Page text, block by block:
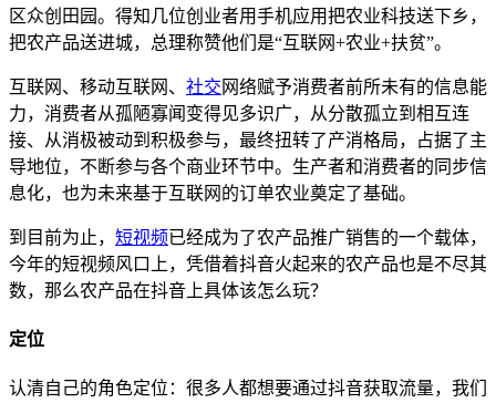
区众创田园。得知几位创业者用手机应用把农业科技送下乡，
把农产品送进城，总理称赞他们是“互联网+农业+扶贫”。
互联网、移动互联网、 社交 网络赋予消费者前所未有的信息能
力，消费者从孤陋寡闻变得见多识广，从分散孤立到相互连
接、从消极被动到积极参与，最终扭转了产消格局，占据了主
导地位，不断参与各个商业环节中。生产者和消费者的同步信
息化，也为未来基于互联网的订单农业奠定了基础。
到目前为止， 短视频已经成为了农产品推广销售的一个载体，
今年的短视频风口上，凭借着抖音火起来的农产品也是不尽其
数，那么农产品在抖音上具体该怎么玩？
定位
认清自己的角色定位：很多人都想要通过抖音获取流量，我们